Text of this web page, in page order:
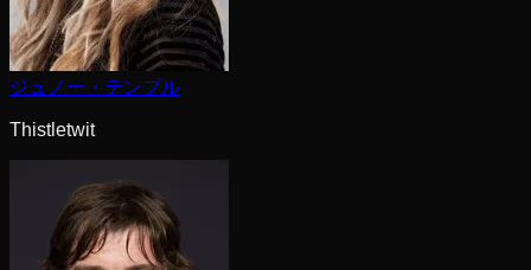
ジュノー・テンプル
Thistletwit